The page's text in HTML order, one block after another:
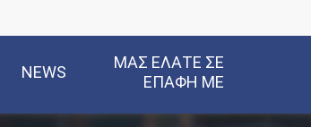
NEWS
ΜΑΣ ΕΛΆΤΕ ΣΕ
ΕΠΑΦΉ ΜΕ